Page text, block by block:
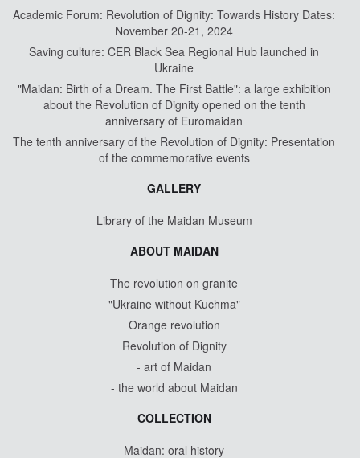
Academic Forum: Revolution of Dignity: Towards History Dates:
November 20-21, 2024
Saving culture: CER Black Sea Regional Hub launched in
Ukraine
"Maidan: Birth of a Dream. The First Battle": a large exhibition
about the Revolution of Dignity opened on the tenth
anniversary of Euromaidan
The tenth anniversary of the Revolution of Dignity: Presentation
of the commemorative events
GALLERY
Library of the Maidan Museum
ABOUT MAIDAN
The revolution on granite
"Ukraine without Kuchma"
Orange revolution
Revolution of Dignity
- art of Maidan
- the world about Maidan
COLLECTION
Maidan: oral history